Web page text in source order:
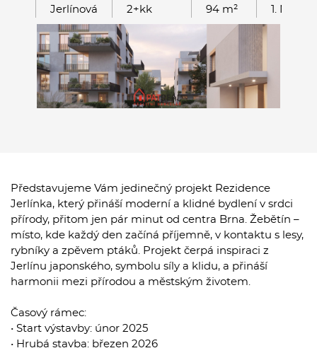
Jerlínová 2+kk 94 m² 1. NP
Představujeme Vám jedinečný projekt Rezidence
Jerlínka, který přináší moderní a klidné bydlení v srdci
přírody, přitom jen pár minut od centra Brna. Žebětín –
místo, kde každý den začíná příjemně, v kontaktu s lesy,
rybníky a zpěvem ptáků. Projekt čerpá inspiraci z
Jerlínu japonského, symbolu síly a klidu, a přináší
harmonii mezi přírodou a městským životem.
Časový rámec:
• Start výstavby: únor 2025
• Hrubá stavba: březen 2026